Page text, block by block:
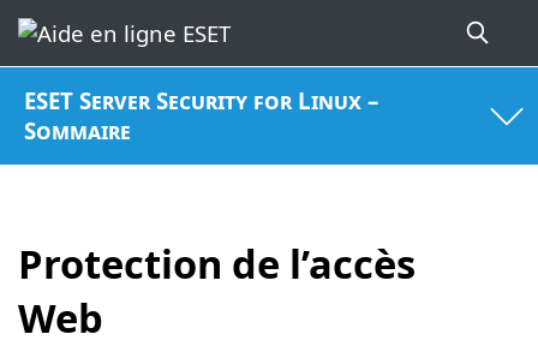
ESET Server Security for Linux –
Sommaire
Protection de l’accès
Web